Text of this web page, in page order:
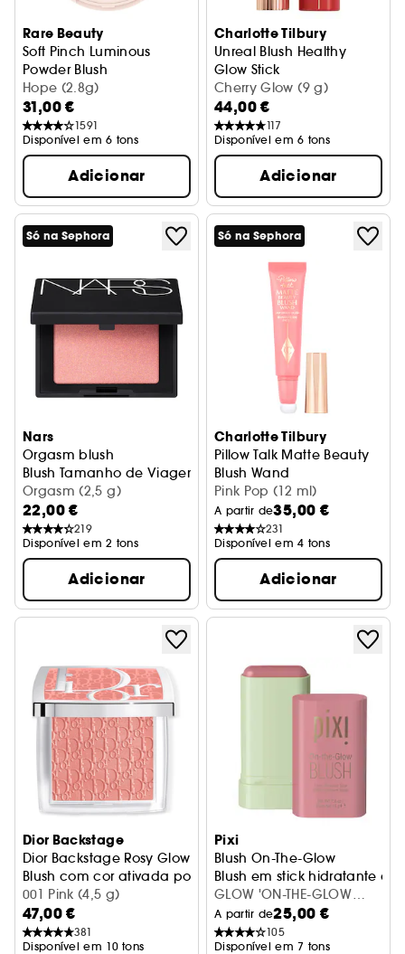
Rare Beauty
Soft Pinch Luminous
Powder Blush
Blush em pó
Hope (2.8g)
31,00 €
1591
Disponível em 6 tons
Adicionar
Charlotte Tilbury
Unreal Blush Healthy
Glow Stick
Blush creme em stick
Cherry Glow (9 g)
44,00 €
117
Disponível em 6 tons
Adicionar
Só na Sephora
Nars
Orgasm blush
Blush Tamanho de Viagem
Orgasm (2,5 g)
22,00 €
219
Disponível em 2 tons
Adicionar
Só na Sephora
Charlotte Tilbury
Pillow Talk Matte Beauty
Blush Wand
Blush líquido
Pink Pop (12 ml)
A partir de35,00 €
231
Disponível em 4 tons
Adicionar
Dior Backstage
Dior Backstage Rosy Glow
Blush com cor ativada por pH
001 Pink (4,5 g)
47,00 €
381
Disponível em 10 tons
Pixi
Blush On-The-Glow
Blush em stick
GLOW 'ON-THE-GLOW
BLUSH FLEUR
A partir de25,00 €
105
Disponível em 7 tons